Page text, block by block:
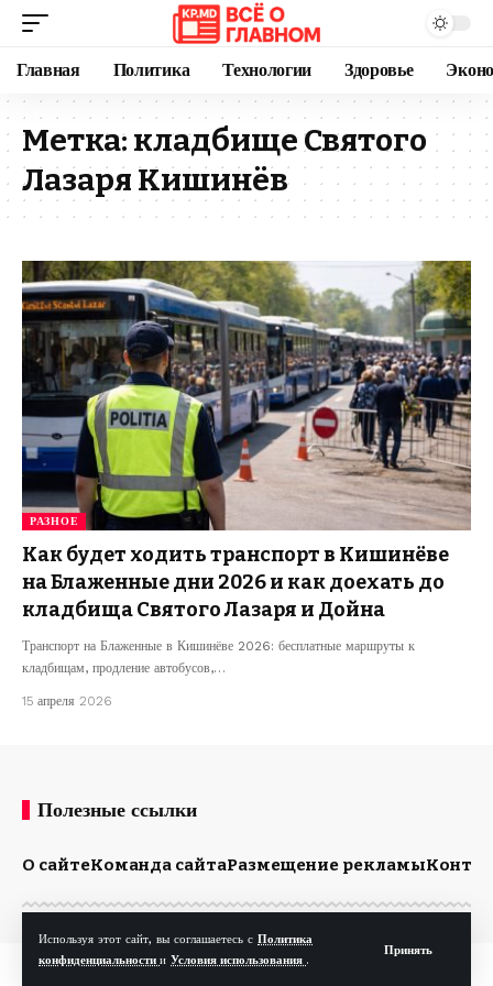
Используя этот сайт, вы соглашаетесь с Политика
конфиденциальности и Условия использования .
Принять
Главная Политика Технологии Здоровье
Метка: кладбище Святого
Лазаря Кишинёв
РАЗНОЕ
Как будет ходить транспорт в Кишинёве
на Блаженные дни 2026 и как доехать до
кладбища Святого Лазаря и Дойна
Транспорт на Блаженные в Кишинёве 2026: бесплатные маршруты к
кладбищам, продление автобусов,…
15 апреля 2026
Полезные ссылки
О сайтеКоманда сайтаРазмещение рекламы
© Kp.md. Все права защищены.